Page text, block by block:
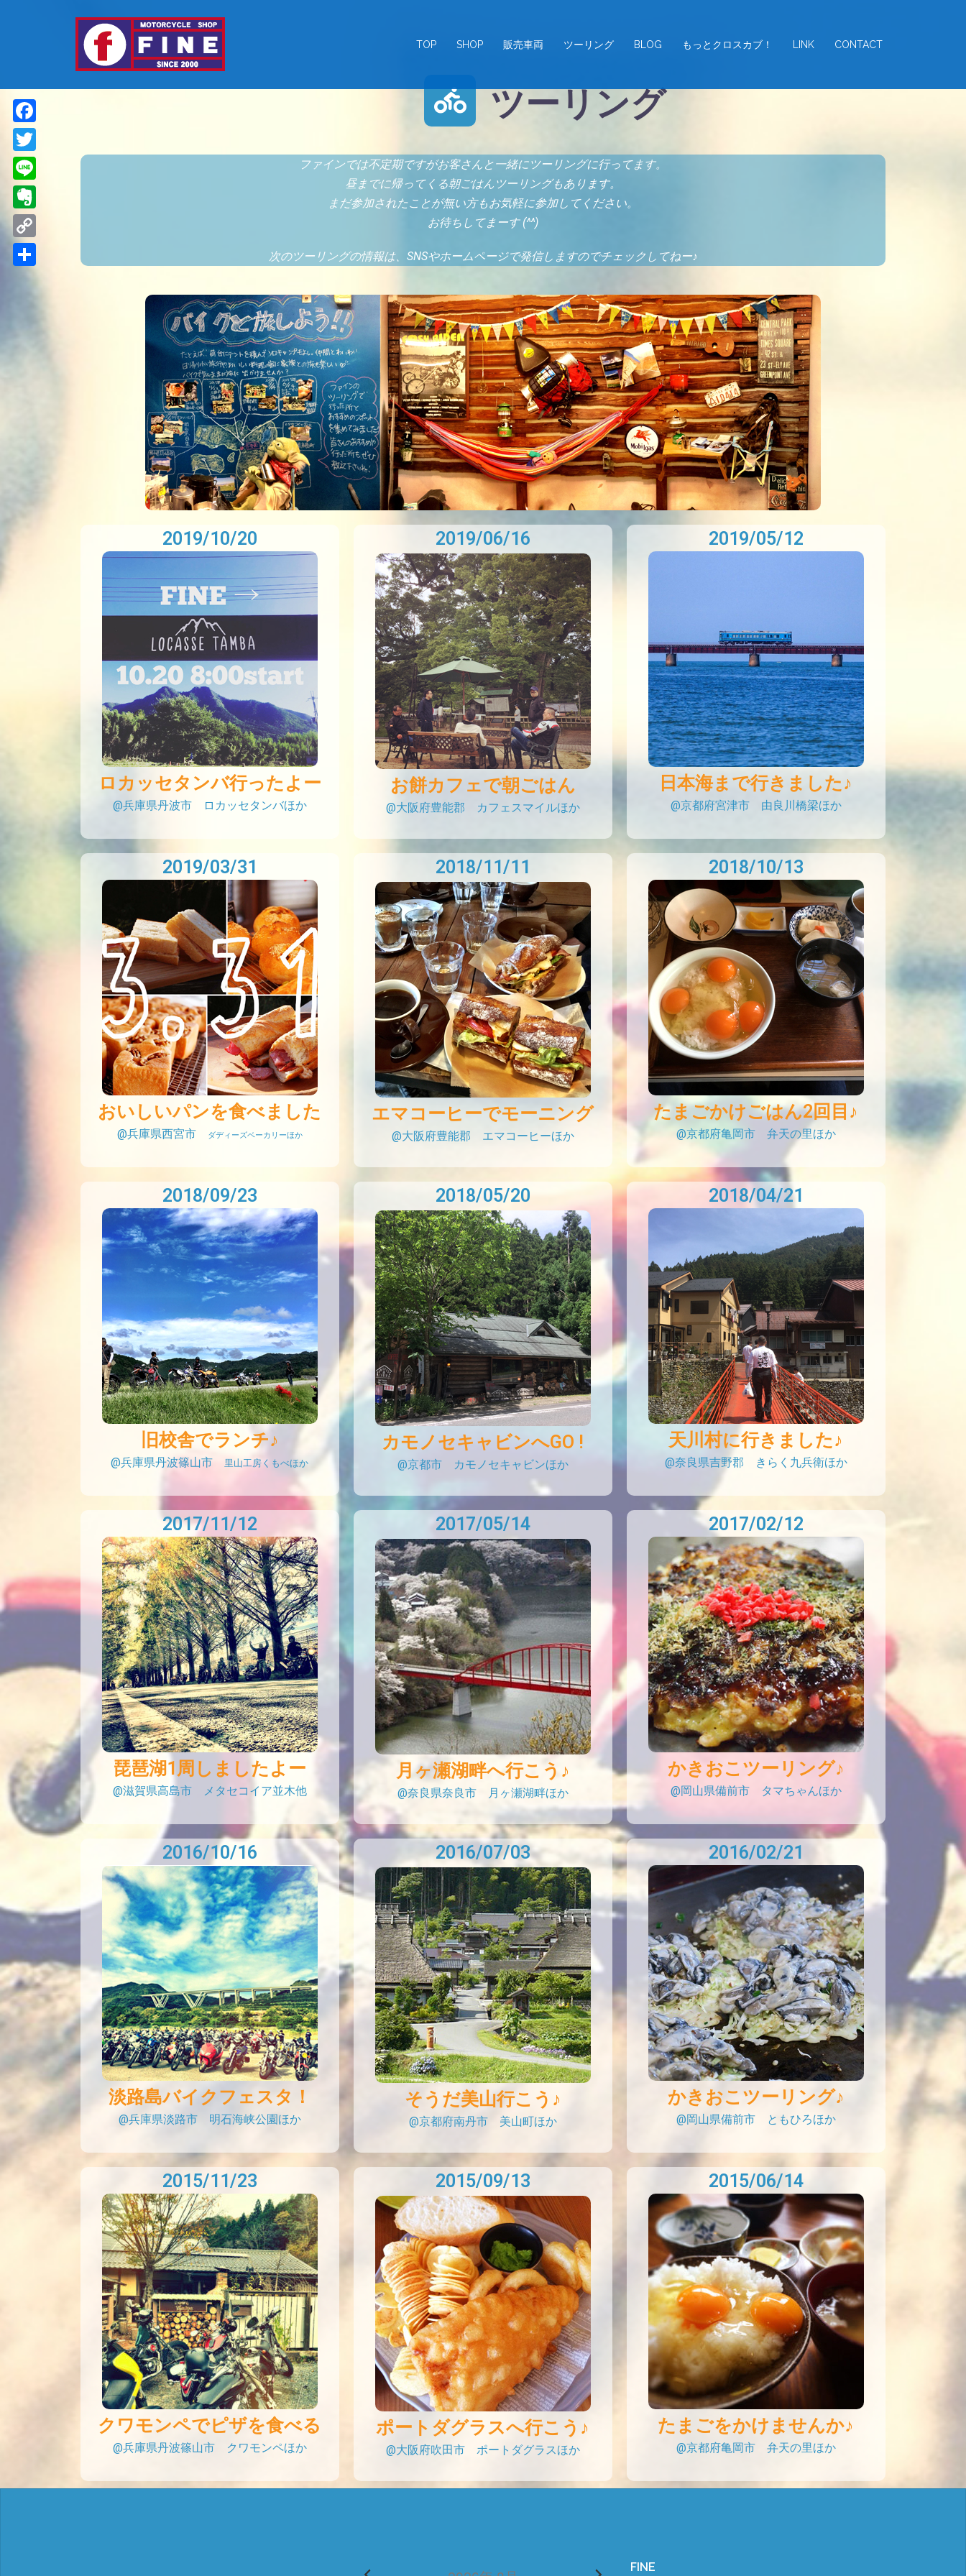
TOP SHOP 販売車両 ツーリング BLOG もっとクロスカブ！ LINK CONTACT
ツーリング
ファインでは不定期ですがお客さんと一緒にツーリングに行ってます。
昼までに帰ってくる朝ごはんツーリングもあります。
まだ参加されたことが無い方もお気軽に参加してください。
お待ちしてまーす (^^)
次のツーリングの情報は、SNSやホームページで発信しますのでチェックしてねー♪
2019/10/20
ロカッセタンバ行ったよー
@兵庫県丹波市 ロカッセタンバほか
2019/06/16
お餅カフェで朝ごはん
@大阪府豊能郡 カフェスマイルほか
2019/05/12
日本海まで行きました♪
@京都府宮津市 由良川橋梁ほか
2019/03/31
おいしいパンを食べました
@兵庫県西宮市 ダディーズベーカリーほか
2018/11/11
エマコーヒーでモーニング
@大阪府豊能郡 エマコーヒーほか
2018/10/13
たまごかけごはん2回目♪
@京都府亀岡市 弁天の里ほか
2018/09/23
旧校舎でランチ♪
@兵庫県丹波篠山市 里山工房くもべほか
2018/05/20
カモノセキャビンへGO !
@京都市 カモノセキャビンほか
2018/04/21
天川村に行きました♪
@奈良県吉野郡 きらく九兵衛ほか
2017/11/12
琵琶湖1周しましたよー
@滋賀県高島市 メタセコイア並木他
2017/05/14
月ヶ瀬湖畔へ行こう♪
@奈良県奈良市 月ヶ瀬湖畔ほか
2017/02/12
かきおこツーリング♪
@岡山県備前市 タマちゃんほか
2016/10/16
淡路島バイクフェスタ！
@兵庫県淡路市 明石海峡公園ほか
2016/07/03
そうだ美山行こう♪
@京都府南丹市 美山町ほか
2016/02/21
かきおこツーリング♪
@岡山県備前市 ともひろほか
2015/11/23
クワモンペでピザを食べる
@兵庫県丹波篠山市 クワモンペほか
2015/09/13
ポートダグラスへ行こう♪
@大阪府吹田市 ポートダグラスほか
2015/06/14
たまごをかけませんか♪
@京都府亀岡市 弁天の里ほか
FINE
Facebook
Twitter
Line
Evernote
Copy